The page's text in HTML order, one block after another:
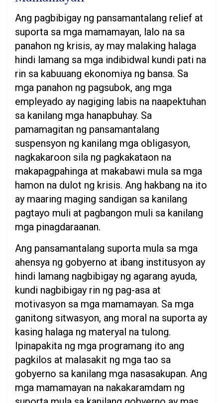
Ang pagbibigay ng pansamantalang relief at
suporta sa mga mamamayan, lalo na sa
panahon ng krisis, ay may malaking halaga
hindi lamang sa mga indibidwal kundi pati na
rin sa kabuuang ekonomiya ng bansa. Sa
mga panahon ng pagsubok, ang mga
empleyado ay nagiging labis na naapektuhan
sa kanilang mga hanapbuhay. Sa
pamamagitan ng pansamantalang
suspensyon ng kanilang mga obligasyon,
nagkakaroon sila ng pagkakataon na
makapagpahinga at makabawi mula sa mga
hamon na dulot ng krisis. Ang hakbang na ito
ay maaring maging sandigan sa kanilang
pagtayo muli at pagbangon muli sa kanilang
mga pinagdaraanan.
Ang pansamantalang suporta mula sa mga
ahensya ng gobyerno at ibang institusyon ay
hindi lamang nagbibigay ng agarang ayuda,
kundi nagbibigay rin ng pag-asa at
motivasyon sa mga mamamayan. Sa mga
ganitong sitwasyon, ang moral na suporta ay
kasing halaga ng materyal na tulong.
Ipinapakita ng mga programang ito ang
pagkilos at malasakit ng mga tao sa
gobyerno sa kanilang mga nasasakupan. Ang
mga mamamayan na nakakaramdam ng